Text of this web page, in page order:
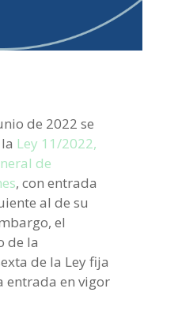
de 2022 se
Ley 11/2022,
de
, con entrada
al de su
el
de la
de la Ley fija
entrada en vigor